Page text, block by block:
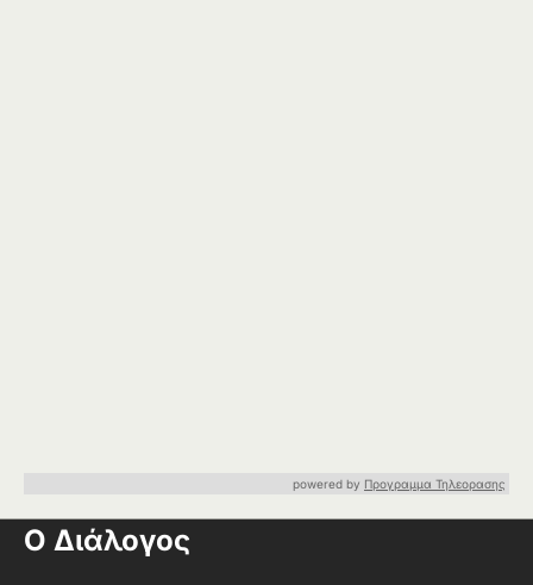
powered by Προγραμμα Τηλεορασης
Ο Διάλογος